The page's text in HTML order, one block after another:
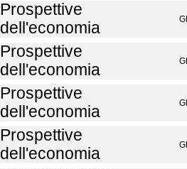
Prospettive
dell'economia
Prospettive
dell'economia
Prospettive
dell'economia
Prospettive
dell'economia